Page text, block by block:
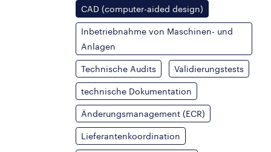
CAD (computer-aided design)
Inbetriebnahme von Maschinen- und
Anlagen
Technische Audits Validierungstests
technische Dokumentation
Änderungsmanagement (ECR)
Lieferantenkoordination